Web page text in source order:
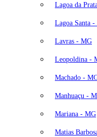
Lagoa da
Lagoa Santa
Lavras - MG
Leopoldina -
Machado -
Manhuaçu -
Mariana - MG
Matias